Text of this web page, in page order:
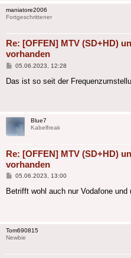
maniatore2006
Fortgeschrittener
Re: [OFFEN] MTV (SD+HD)
vorhanden
Beitrag
05.06.2023, 12:28
Das ist so seit der
Blue7
Kabelfreak
Re: [OFFEN] MTV (SD+HD)
vorhanden
Beitrag
05.06.2023, 13:00
Betrifft wohl auch nur Vodafone
Tom690815
Newbie